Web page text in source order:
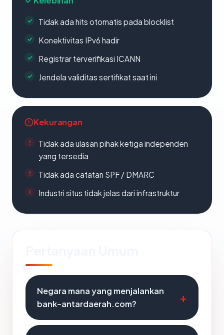
Tidak ada hits otomatis pada blocklist
Konektivitas IPv6 hadir
Registrar terverifikasi ICANN
Jendela validitas sertifikat saat ini
Kekurangan
Tidak ada ulasan pihak ketiga independen
yang tersedia
Tidak ada catatan SPF / DMARC
Industri situs tidak jelas dari infrastruktur
Negara mana yang menjalankan
bank-antardaerah.com?